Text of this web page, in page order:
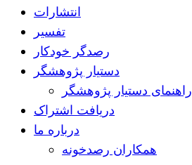
انتشارات
تفسیر
رصدگر خودکار
دستیار پژوهشگر
راهنمای دستیار پژوهشگر
دریافت اشتراک
درباره ما
همکاران رصدخونه